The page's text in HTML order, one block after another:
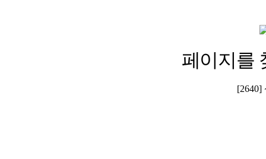
페이지를
[2640]